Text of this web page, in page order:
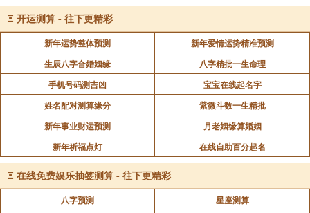
财位：客厅作为家庭活动的核心区域，其对角线角
落大多被风水师认定为财位所在。在这个关键位置精心
放置黄金物品，如造型精致的小金条或象征财富的金元
宝，能够有效激活财位的潜在能量，形成一个强大的财
富聚集磁场。随着时间的推移，这个磁场将持续发挥作
用，促进家庭财富的稳定增长，为家庭成员带来更多的
经济收益。
书房：书房不仅是知识学习的空间，在风水中更是
文昌位的关键所在，与事业发展和学业进步紧密相连。
Ξ 开运测算 - 往下更精彩
新年运势整体预测
新年爱情运势精准预测
生辰八字合婚姻缘
八字精批一生命理
手机号码测吉凶
宝宝在线起名字
姓名配对测算缘分
紫微斗数一生精批
新年事业财运预测
月老姻缘算婚姻
新年祈福点灯
在线自助百分起名
Ξ 在线免费娱乐抽签测算 - 往下更精彩
八字预测
星座测算